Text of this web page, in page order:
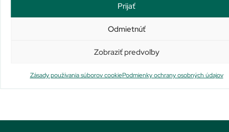
Prijať
Odmietnúť
Zobraziť predvoľby
Zásady používania súborov cookiePodmienky ochrany osobných údajov
POUDRE MOSAÏQUE
ALPA SportStar EMULZIA
MASÁŽNA CHLADIVÁ
Nie je na sklade
Viac info